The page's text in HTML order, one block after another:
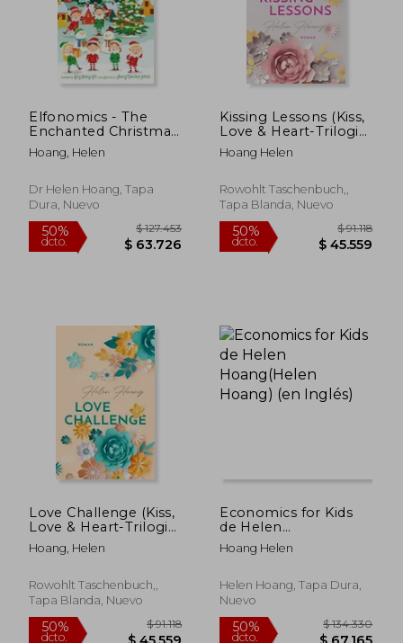
dcto. $ 41.376 dcto. $
Elfonomics - The
Enchanted Christmas
Adventures in
Economics (en
Hoang, Helen
Dr Helen Hoang, Tapa
Dura, Nuevo
Kissing Lessons (Kiss,
Love & Heart-Trilogie,
Band 1) (en Alemán)
Hoang Helen
Rowohlt Taschenbuch,,
Tapa Blanda, Nuevo
Love Challenge (Kiss,
Love & Heart-Trilogie,
Band 2) (en Alemán)
Hoang, Helen
Rowohlt Taschenbuch,,
Tapa Blanda, Nuevo
Economics for Kids
de Helen
Hoang(Helen Hoang)
(en Inglés)
Hoang Helen
Helen Hoang, Tapa Dura,
Nuevo